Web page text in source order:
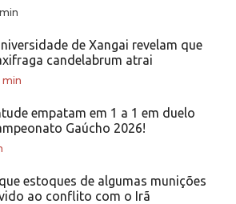
de Xangai revelam que
candelabrum atrai
min
empatam em 1 a 1 em duelo
Gaúcho 2026!
estoques de algumas munições
ao conflito com o Irã